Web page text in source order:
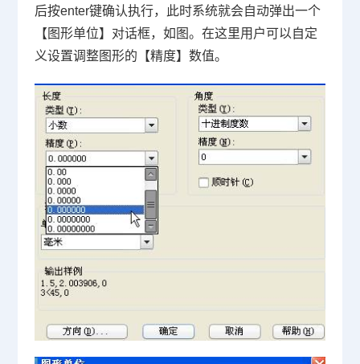
后按enter键确认执行，此时系统就会自动弹出一个
【图形单位】对话框，如图。在这里用户可以自定
义设置调整图形的【精度】数值。